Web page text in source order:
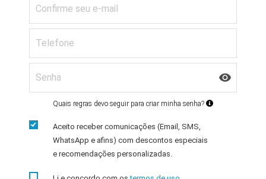
Quais regras devo seguir para criar minha senha?
Aceito receber comunicações (Email, SMS,
WhatsApp e afins) com descontos especiais
e recomendações personalizadas.